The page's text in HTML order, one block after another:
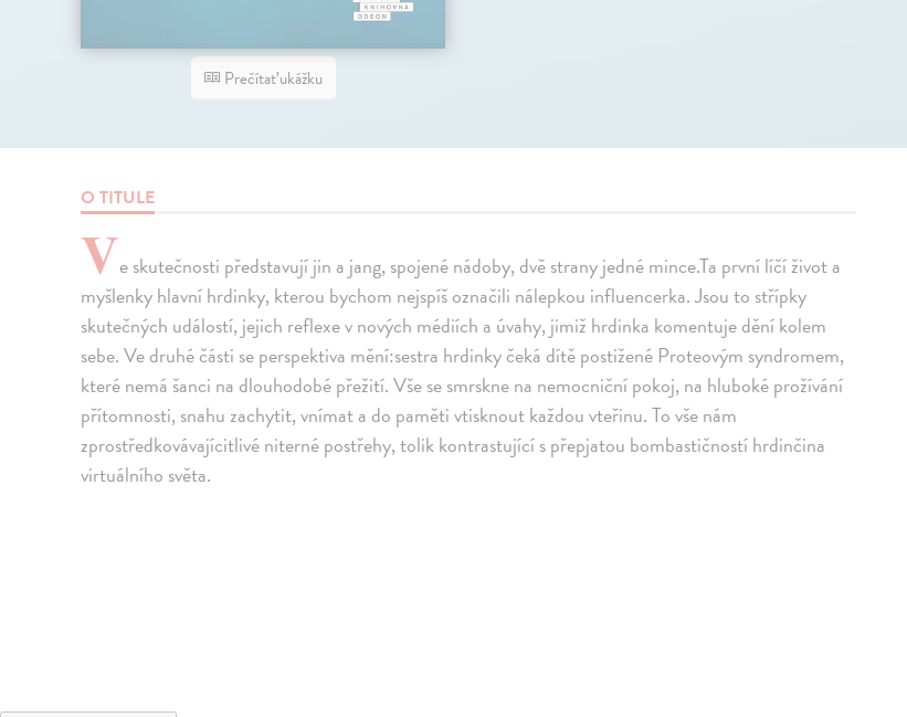
Prečítať ukážku
O TITULE
Ve skutečnosti představují jin a jang, spojené nádoby, dvě strany jedné mince.Ta první líčí život a
myšlenky hlavní hrdinky, kterou bychom nejspíš označili nálepkou influencerka. Jsou to střípky
skutečných událostí, jejich reflexe v nových médiích a úvahy, jimiž hrdinka komentuje dění kolem
sebe. Ve druhé části se perspektiva mění:sestra hrdinky čeká dítě postižené Proteovým syndromem,
které nemá šanci na dlouhodobé přežití. Vše se smrskne na nemocniční pokoj, na hluboké prožívání
přítomnosti, snahu zachytit, vnímat a do paměti vtisknout každou vteřinu. To vše nám
zprostředkovávajícitlivé niterné postřehy, tolik kontrastující s přepjatou bombastičností hrdinčina
virtuálního světa.